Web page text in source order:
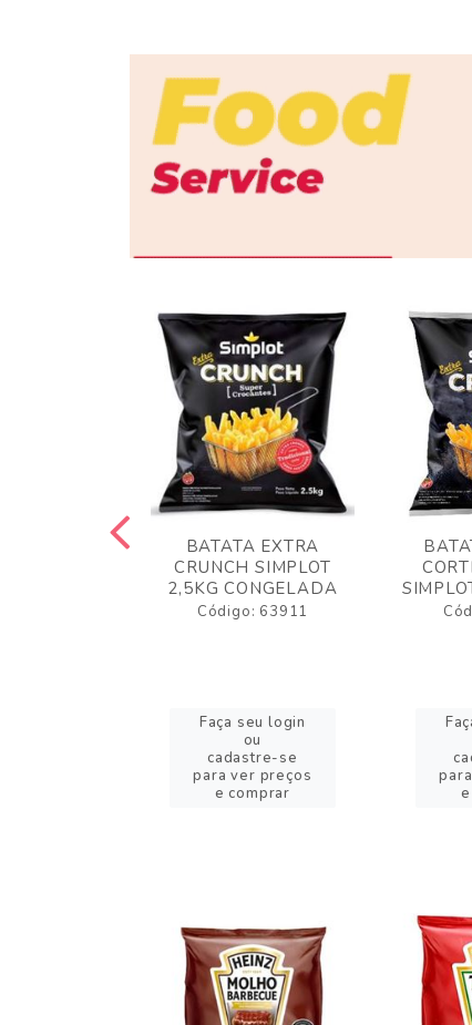
BATATA EXTRA
CRUNCH SIMPLOT
2,5KG CONGELADA
Código: 63911
Faça seu login
ou
cadastre-se
para ver preços
e comprar